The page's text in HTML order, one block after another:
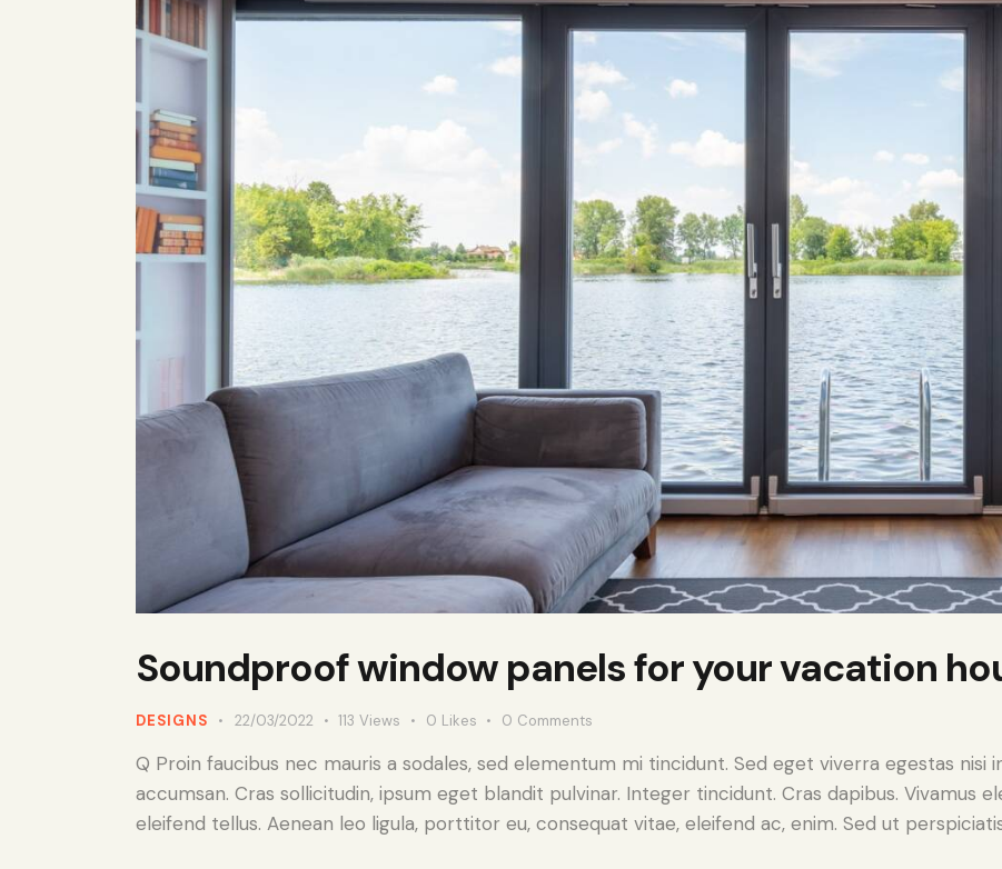
Soundproof window panels for your vacation
DESIGNS 22/03/2022 113 Views 0 Likes 0 Comments
Q Proin faucibus nec mauris a sodales, sed elementum mi tincidunt. Sed eget viverra egestas nisi
accumsan. Cras sollicitudin, ipsum eget blandit pulvinar. Integer tincidunt. Cras dapibus. Vivamus
eleifend tellus. Aenean leo ligula, porttitor eu, consequat vitae, eleifend ac, enim. Sed ut